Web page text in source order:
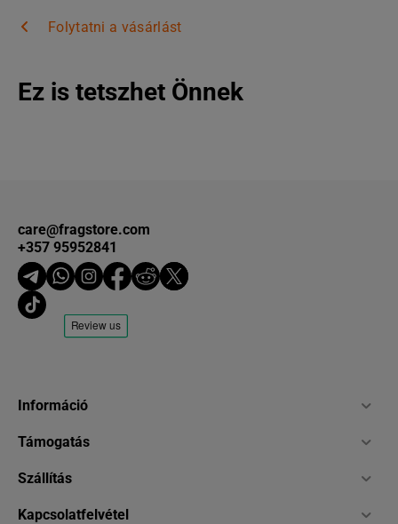
Folytatni a vásárlást
Ez is tetszhet Önnek
care@fragstore.com
+357 95952841
Információ
Támogatás
Szállítás
Kapcsolatfelvétel